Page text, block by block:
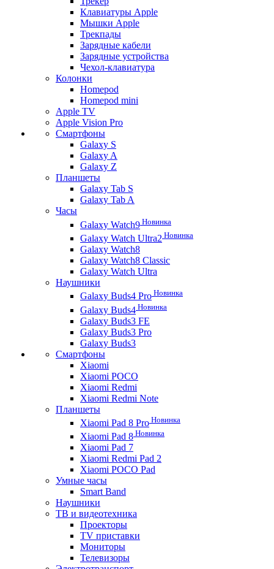
Клавиатуры Apple
Мышки Apple
Трекпады
Зарядные кабели
Зарядные устройства
Чехол-клавиатура
Колонки
Homepod
Homepod mini
Apple TV
Apple Vision Pro
Смартфоны
Galaxy S
Galaxy A
Galaxy Z
Планшеты
Galaxy Tab S
Galaxy Tab A
Часы
Galaxy Watch9 Новинка
Galaxy Watch Ultra2 Новинка
Galaxy Watch8
Galaxy Watch8 Classic
Galaxy Watch Ultra
Наушники
Galaxy Buds4 Pro Новинка
Galaxy Buds4 Новинка
Galaxy Buds3 FE
Galaxy Buds3 Pro
Galaxy Buds3
Смартфоны
Xiaomi
Xiaomi POCO
Xiaomi Redmi
Xiaomi Redmi Note
Планшеты
Xiaomi Pad 8 Pro Новинка
Xiaomi Pad 8 Новинка
Xiaomi Pad 7
Xiaomi Redmi Pad 2
Xiaomi POCO Pad
Умные часы
Smart Band
Наушники
ТВ и видеотехника
Проекторы
TV приставки
Мониторы
Телевизоры